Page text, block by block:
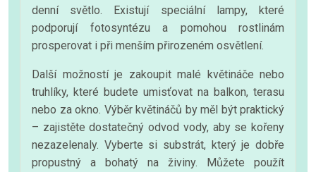
denní světlo. Existují speciální lampy, které
podporují fotosyntézu a pomohou rostlinám
prosperovat i při menším přirozeném osvětlení.
Další možností je zakoupit malé květináče nebo
truhlíky, které budete umisťovat na balkon, terasu
nebo za okno. Výběr květináčů by měl být praktický
– zajistěte dostatečný odvod vody, aby se kořeny
nezazelenaly. Vyberte si substrát, který je dobře
propustný a bohatý na živiny. Můžete použít